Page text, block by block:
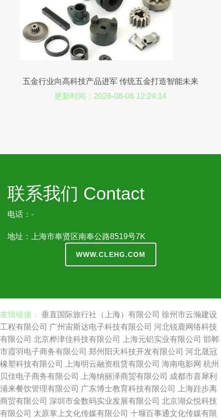
五金行业向高科技产品进军 传统五金打造智能未来
更新时间：2026-08-06 12:24:14
联系我们 Contact
电话：-
地址：上海市奉贤区南奉公路8519号7K
WWW.CLEHG.COM
友情链接： 垂直国际旅行社（上海）有限公司 徐州市云瀚建设
工程有限公司 广州宙斯达电子科技有限公司 河北锐鹿网络科技
有限公司 北京桦津佳科技有限公司 上海元铝实业有限公司 邯郸
市霞羽电子商务有限公司 郑州阳天科技开发有限公司 河北晟冠
橡塑科技有限公司
上海明云融资租赁有限公司 海南电影网 杭州
贝佳电子商务有限公司
上海纳丽泽商贸有限公司 成都市喜犀利
浦来餐饮管理有限公司 广东博士教育科技有限公司
上海跬步离
商贸有限公司 深圳市金数码实业发展有限公司 北京湖众悦科技
有限公司 太原掌上文化传媒有限公司 十堰百事通文化传媒有限